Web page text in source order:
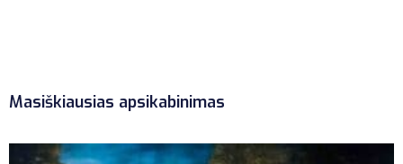
Masiškiausias apsikabinimas